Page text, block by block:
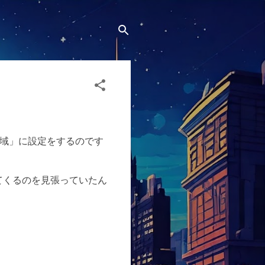
」に設定をするのです
るのを見張っていたん